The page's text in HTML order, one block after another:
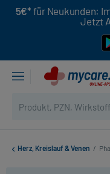
5€* für Neukunden:
Jetzt
Herz, Kreislauf & Venen /